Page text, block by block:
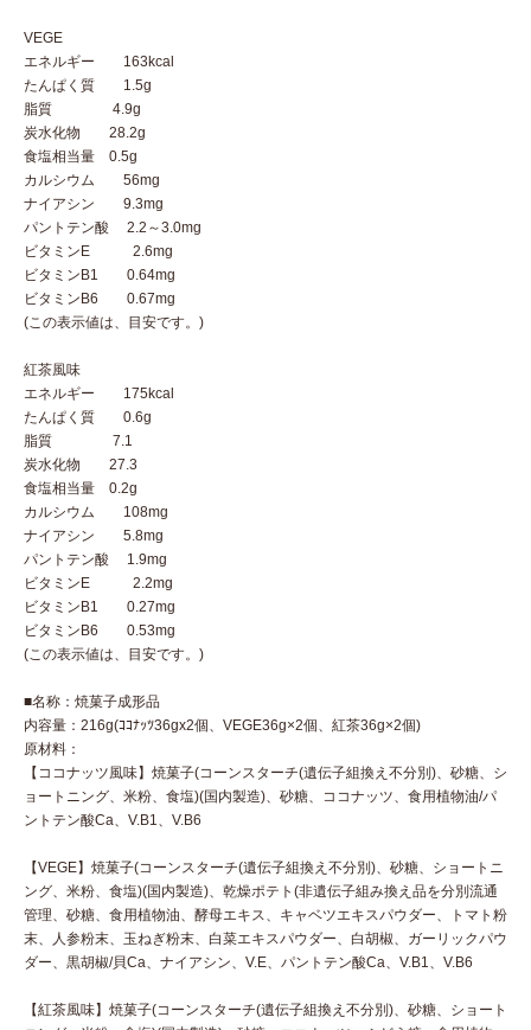
VEGE
エネルギー 163kcal
たんぱく質 1.5g
脂質 4.9g
炭水化物 28.2g
食塩相当量 0.5g
カルシウム 56mg
ナイアシン 9.3mg
パントテン酸 2.2～3.0mg
ビタミンE 2.6mg
ビタミンB1 0.64mg
ビタミンB6 0.67mg
(この表示値は、目安です。)
紅茶風味
エネルギー 175kcal
たんぱく質 0.6g
脂質 7.1
炭水化物 27.3
食塩相当量 0.2g
カルシウム 108mg
ナイアシン 5.8mg
パントテン酸 1.9mg
ビタミンE 2.2mg
ビタミンB1 0.27mg
ビタミンB6 0.53mg
(この表示値は、目安です。)
■名称：焼菓子成形品
内容量：216g(ｺｺﾅｯﾂ36gx2個、VEGE36g×2個、紅茶36g×2個)
原材料：
【ココナッツ風味】焼菓子(コーンスターチ(遺伝子組換え不分別)、砂糖、シ
ョートニング、米粉、食塩)(国内製造)、砂糖、ココナッツ、食用植物油/パ
ントテン酸Ca、V.B1、V.B6
【VEGE】焼菓子(コーンスターチ(遺伝子組換え不分別)、砂糖、ショートニ
ング、米粉、食塩)(国内製造)、乾燥ポテト(非遺伝子組み換え品を分別流通
管理、砂糖、食用植物油、酵母エキス、キャベツエキスパウダー、トマト粉
末、人参粉末、玉ねぎ粉末、白菜エキスパウダー、白胡椒、ガーリックパウ
ダー、黒胡椒/貝Ca、ナイアシン、V.E、パントテン酸Ca、V.B1、V.B6
【紅茶風味】焼菓子(コーンスターチ(遺伝子組換え不分別)、砂糖、ショート